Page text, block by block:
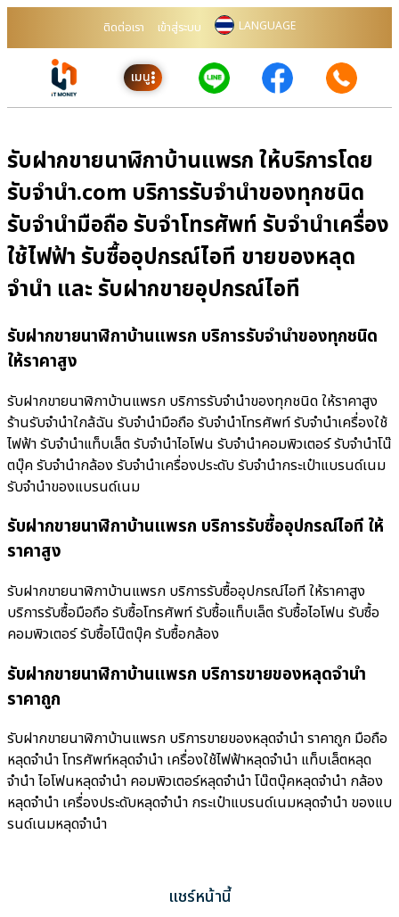
ติดต่อเรา เข้าสู่ระบบ LANGUAGE
เมนู
รับฝากขายนาฬิกาบ้านแพรก ให้บริการโดย
รับจํานํา.com บริการรับจำนำของทุกชนิด
รับจำนำมือถือ รับจำโทรศัพท์ รับจำนำเครื่อง
ใช้ไฟฟ้า รับซื้ออุปกรณ์ไอที ขายของหลุด
จำนำ และ รับฝากขายอุปกรณ์ไอที
รับฝากขายนาฬิกาบ้านแพรก บริการรับจำนำของทุกชนิด
ให้ราคาสูง
รับฝากขายนาฬิกาบ้านแพรก บริการรับจำนำของทุกชนิด ให้ราคาสูง
ร้านรับจํานําใกล้ฉัน รับจำนำมือถือ รับจำนำโทรศัพท์ รับจำนำเครื่องใช้
ไฟฟ้า รับจำนำแท็บเล็ต รับจำนำไอโฟน รับจำนำคอมพิวเตอร์ รับจำนำโน๊
ตบุ๊ค รับจำนำกล้อง รับจำนำเครื่องประดับ รับจำนำกระเป๋าแบรนด์เนม
รับจำนำของแบรนด์เนม
รับฝากขายนาฬิกาบ้านแพรก บริการรับซื้ออุปกรณ์ไอที ให้
ราคาสูง
รับฝากขายนาฬิกาบ้านแพรก บริการรับซื้ออุปกรณ์ไอที ให้ราคาสูง
บริการรับซื้อมือถือ รับซื้อโทรศัพท์ รับซื้อแท็บเล็ต รับซื้อไอโฟน รับซื้อ
คอมพิวเตอร์ รับซื้อโน๊ตบุ๊ค รับซื้อกล้อง
รับฝากขายนาฬิกาบ้านแพรก บริการขายของหลุดจำนำ
ราคาถูก
รับฝากขายนาฬิกาบ้านแพรก บริการขายของหลุดจำนำ ราคาถูก มือถือ
หลุดจำนำ โทรศัพท์หลุดจำนำ เครื่องใช้ไฟฟ้าหลุดจำนำ แท็บเล็ตหลุด
จำนำ ไอโฟนหลุดจำนำ คอมพิวเตอร์หลุดจำนำ โน๊ตบุ๊คหลุดจำนำ กล้อง
หลุดจำนำ เครื่องประดับหลุดจำนำ กระเป๋าแบรนด์เนมหลุดจำนำ ของแบ
รนด์เนมหลุดจำนำ
แชร์หน้านี้